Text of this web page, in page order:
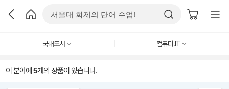
국내도서 컴퓨터.IT
이 분야에 5개의 상품이 있습니다.